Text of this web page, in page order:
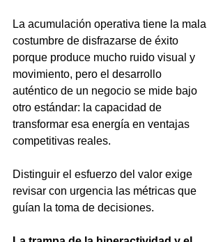
La acumulación operativa tiene la mala
costumbre de disfrazarse de éxito
porque produce mucho ruido visual y
movimiento, pero el desarrollo
auténtico de un negocio se mide bajo
otro estándar: la capacidad de
transformar esa energía en ventajas
competitivas reales.
Distinguir el esfuerzo del valor exige
revisar con urgencia las métricas que
guían la toma de decisiones.